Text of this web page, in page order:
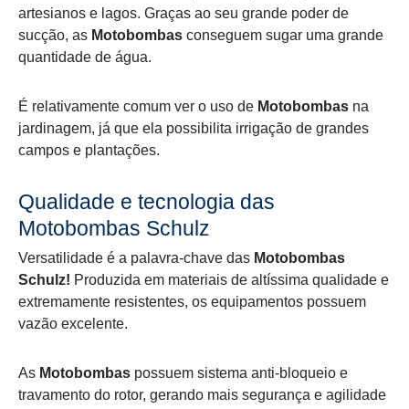
artesianos e lagos. Graças ao seu grande poder de
sucção, as Motobombas conseguem sugar uma grande
quantidade de água.
É relativamente comum ver o uso de Motobombas na
jardinagem, já que ela possibilita irrigação de grandes
campos e plantações.
Qualidade e tecnologia das
Motobombas Schulz
Versatilidade é a palavra-chave das Motobombas
Schulz! Produzida em materiais de altíssima qualidade e
extremamente resistentes, os equipamentos possuem
vazão excelente.
As Motobombas possuem sistema anti-bloqueio e
travamento do rotor, gerando mais segurança e agilidade